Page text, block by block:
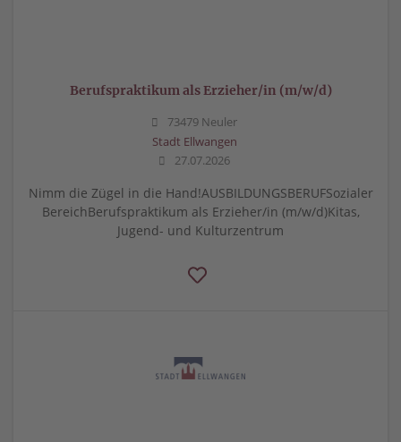
Berufspraktikum als Erzieher/in (m/w/d)
73479 Neuler
Stadt Ellwangen
27.07.2026
Nimm die Zügel in die Hand!AUSBILDUNGSBERUFSozialer
BereichBerufspraktikum als Erzieher/in (m/w/d)Kitas,
Jugend- und Kulturzentrum